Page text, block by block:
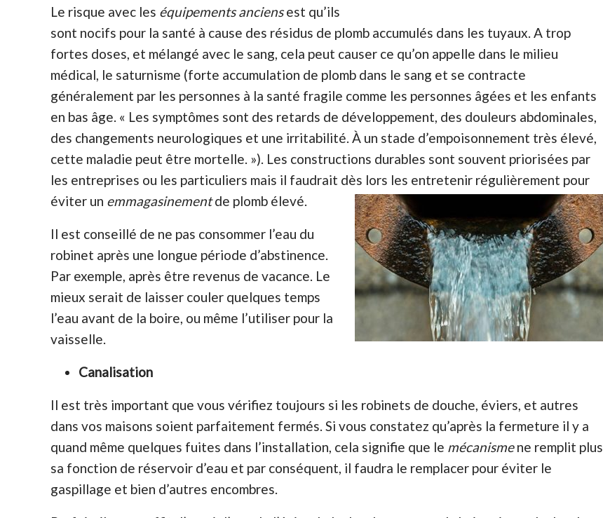
Le risque avec les équipements anciensest qu’ils
sont nocifs pour la santé à cause des résidus de plomb accumulés dans les tuyaux. A trop
fortes doses, et mélangé avec le sang, cela peut causer ce qu’on appelle dans le milieu
médical, le saturnisme (forte accumulation de plomb dans le sang et se contracte
généralement par les personnes à la santé fragile comme les personnes âgées et les enfants
en bas âge. « Les symptômes sont des retards de développement, des douleurs abdominales,
des changements neurologiques et une irritabilité. À un stade d’empoisonnement très élevé,
cette maladie peut être mortelle. »). Les constructions durables sont souvent priorisées par
les entreprises ou les particuliers mais il faudrait dès lors les entretenir régulièrement pour
éviter un emmagasinementde plomb élevé.
Il est conseillé de ne pas consommer l’eau du
robinet après une longue période d’abstinence.
Par exemple, après être revenus de vacance. Le
mieux serait de laisser couler quelques temps
l’eau avant de la boire, ou même l’utiliser pour la
vaisselle.
Canalisation
Il est très important que vous vérifiez toujours si les robinets de douche, éviers, et autres
dans vos maisons soient parfaitement fermés. Si vous constatez qu’après la fermeture il y a
quand même quelques fuites dans l’installation, cela signifie que le mécanismene remplit plus
sa fonction de réservoir d’eau et par conséquent, il faudra le remplacer pour éviter le
gaspillage et bien d’autres encombres.